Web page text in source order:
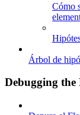
Cómo
Árbol de
Debugging